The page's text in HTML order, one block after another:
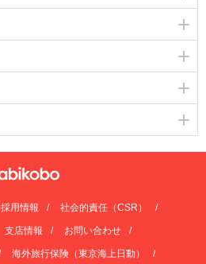
採用情報 社会的責任（CSR）
支店情報 お問い合わせ
海外旅行保険（東京海上日動）